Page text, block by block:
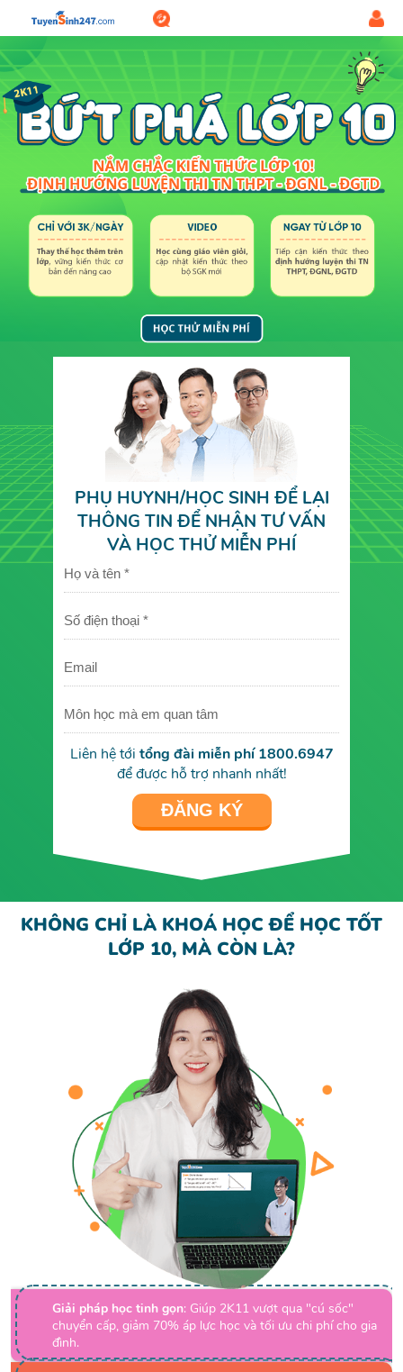
-
Miễn
Đăng
nhập
PHỤ HUYNH/HỌC SINH ĐỂ LẠI
THÔNG TIN ĐỂ NHẬN TƯ VẤN
VÀ HỌC THỬ MIỄN PHÍ
Liên hệ tới tổng đài miễn phí 1800.6947
để được hỗ trợ nhanh nhất!
ĐĂNG KÝ
KHÔNG CHỈ LÀ KHOÁ HỌC ĐỂ HỌC TỐT
LỚP 10, MÀ CÒN LÀ?
Giải pháp học tinh gọn: Giúp 2K11 vượt qua "cú sốc"
chuyển cấp, giảm 70% áp lực học và tối ưu chi phí cho gia
đình.